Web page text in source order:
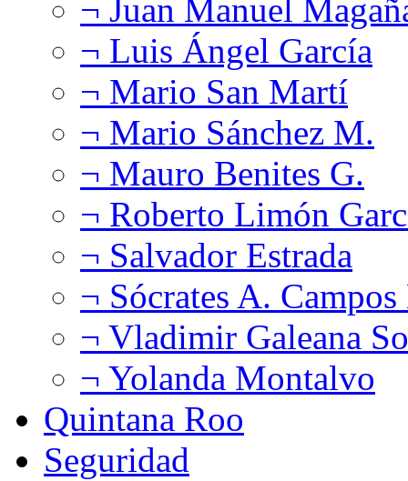
¬ Juan Manuel
¬ Luis Ángel García
¬ Mario San Martí
¬ Mario Sánchez M.
¬ Mauro Benites G.
¬ Roberto Limón
¬ Salvador Estrada
¬ Sócrates A.
¬ Vladimir Galeana
¬ Yolanda Montalvo
Quintana Roo
Seguridad